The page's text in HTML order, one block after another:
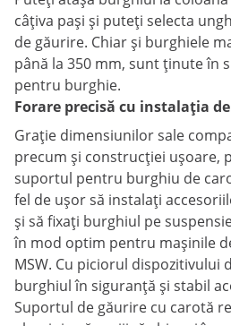
câțiva pași și puteți selecta
de găurire. Chiar și burghiele
până la 350 mm, sunt ținute în
pentru burghie.
Forare precisă cu instalația
Grație dimensiunilor sale
precum și construcției ușoare,
suportul pentru burghiu de
fel de ușor să instalați
și să fixați burghiul pe
în mod optim pentru mașinile
MSW. Cu piciorul dispozitivului
burghiul în siguranță și stabil
Suportul de găurire cu carotă